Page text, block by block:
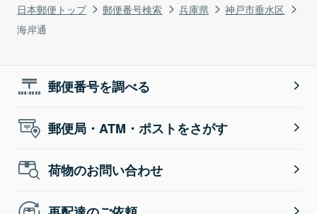
日本郵便トップ 郵便番号検索 兵庫県
神戸市垂水区
海岸通
郵便番号を調べる
郵便局・ATM・ポストをさがす
荷物のお問い合わせ